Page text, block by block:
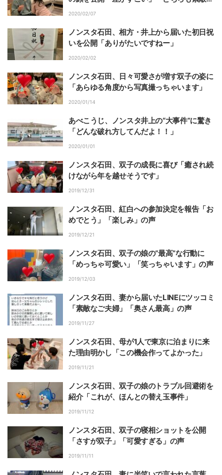
の声
2020/02/07
ノンスタ石田、相方・井上から届いた初日祝
いを公開「ありがたいですねー」
2020/02/02
ノンスタ石田、日々可愛さが増す双子の姿に
「あらゆる角度から写真撮っちゃいます」
2020/01/14
あべこうじ、ノンスタ井上の“大事件”に驚き
「どんな破れ方してんだよ！！」
2020/01/01
ノンスタ石田、双子の成長に喜び「癒され続
けながら年を越せそうです」
2019/12/31
ノンスタ石田、紅白への参加決定を報告「お
めでとう」「楽しみ」の声
2019/12/21
ノンスタ石田、双子の娘の“最高”な行動に
「めっちゃ可愛い」「笑っちゃいます」の声
2019/12/03
ノンスタ石田、妻から届いたLINEにツッコミ
「素敵なご夫婦」「奥さん最高」の声
2019/11/27
ノンスタ石田、母が1人で東京に泊まりに来
た理由明かし「この機会作ってよかった」
2019/11/21
ノンスタ石田、双子の娘のトラブル回避術を
紹介「これが、ほんとの替え玉事件」
2019/11/12
ノンスタ石田、双子の寝相ショットを公開
「さすが双子」「可愛すぎる」の声
2019/11/11